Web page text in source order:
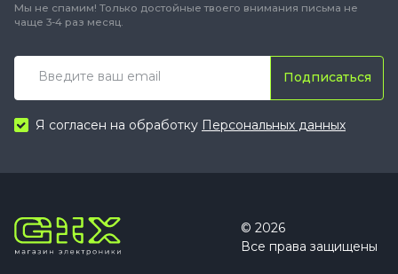
Мы не спамим! Только достойные твоего внимания письма не
чаще 3-4 раз месяц.
Подписаться
Я согласен на обработку Персональных данных
© 2026
Все права защищены